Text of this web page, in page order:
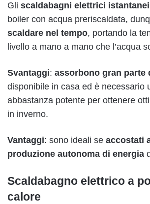
Gli scaldabagni elettrici istantanei
boiler con acqua preriscaldata,
scaldare nel tempo, portando la
livello a mano a mano che l’acqua
Svantaggi: assorbono gran parte
disponibile in casa ed è necessario
abbastanza potente per ottenere
in inverno.
Vantaggi: sono ideali se accostati
produzione autonoma di energia
Scaldabagno elettrico a
calore